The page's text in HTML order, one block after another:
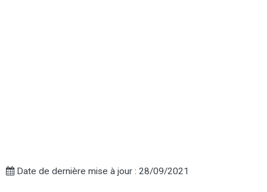
Date de dernière mise à jour : 28/09/2021